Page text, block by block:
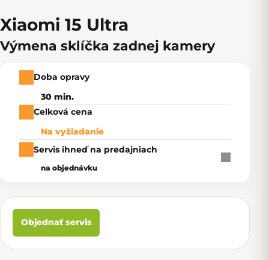
Xiaomi 15 Ultra
Výmena sklíčka zadnej kamery
Doba opravy
30 min.
Celková cena
Na vyžiadanie
Servis ihneď na predajniach
na objednávku
Objednať servis